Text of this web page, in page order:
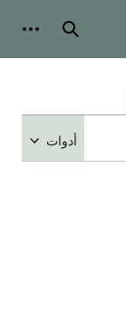
بحث
أدوات